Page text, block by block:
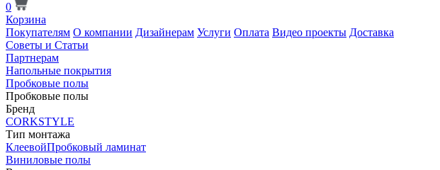
0
Корзина
Покупателям О компании Дизайнерам Услуги Оплата Видео проекты Доставка
Советы и Статьи
Партнерам
Напольные покрытия
Пробковые полы
Пробковые полы
Бренд
CORKSTYLE
Тип монтажа
КлеевойПробковый ламинат
Виниловые полы